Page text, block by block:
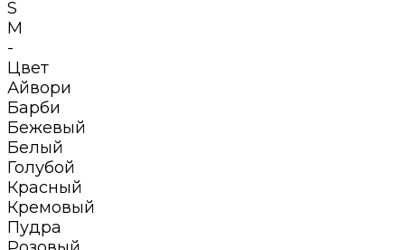
S
M
-
Цвет
Айвори
Барби
Бежевый
Белый
Голубой
Красный
Кремовый
Пудра